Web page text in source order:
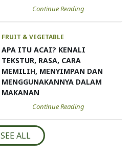
Continue Reading
FRUIT & VEGETABLE
APA ITU ACAI? KENALI
TEKSTUR, RASA, CARA
MEMILIH, MENYIMPAN DAN
MENGGUNAKANNYA DALAM
MAKANAN
Continue Reading
SEE ALL